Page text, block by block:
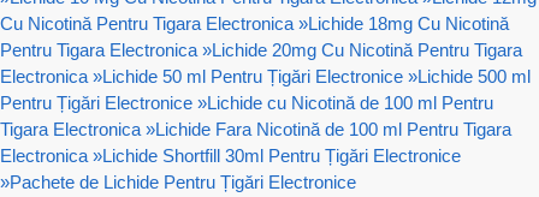
Cu Nicotină Pentru Tigara Electronica »Lichide 18mg Cu Nicotină
Pentru Tigara Electronica »Lichide 20mg Cu Nicotină Pentru Tigara
Electronica »Lichide 50 ml Pentru Țigări Electronice »Lichide 500 ml
Pentru Țigări Electronice »Lichide cu Nicotină de 100 ml Pentru
Tigara Electronica »Lichide Fara Nicotină de 100 ml Pentru Tigara
Electronica »Lichide Shortfill 30ml Pentru Țigări Electronice
»Pachete de Lichide Pentru Țigări Electronice